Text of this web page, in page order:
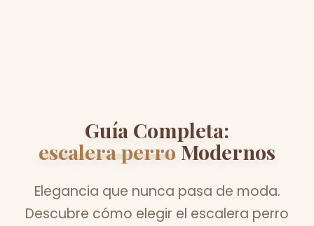
Guía Completa:
escalera perro Modernos
Elegancia que nunca pasa de moda.
Descubre cómo elegir el escalera perro